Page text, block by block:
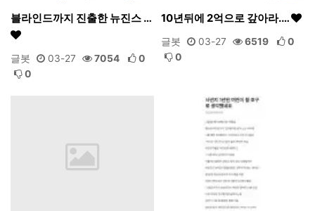
블라인드까지 진출한 뉴진스 …
글봇 03-27 7054
0
0
10년뒤에 2억으로 갚아라.…
글봇 03-27 6519
0
0